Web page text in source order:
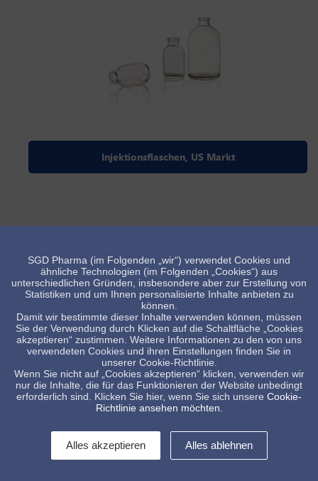
Injektionsflaschen, US Markt
Injektionsflaschen, indischer Markt
SGD Pharma (im Folgenden „wir“) verwendet Cookies und
ähnliche Technologien (im Folgenden „Cookies“) aus
unterschiedlichen Gründen, insbesondere aber zur Erstellung von
Statistiken und um Ihnen personalisierte Inhalte anbieten zu
können.
Damit wir bestimmte dieser Inhalte verwenden können, müssen
Sie der Verwendung durch Klicken auf die Schaltfläche „Cookies
akzeptieren“ zustimmen. Weitere Informationen zu den von uns
verwendeten Cookies und ihren Einstellungen finden Sie in
unserer Cookie-Richtlinie.
Wenn Sie nicht auf „Cookies akzeptieren“ klicken, verwenden wir
nur die Inhalte, die für das Funktionieren der Website unbedingt
erforderlich sind. Klicken Sie hier, wenn Sie sich unsere Cookie-
Richtlinie ansehen möchten
Alles akzeptieren Alles ablehnen